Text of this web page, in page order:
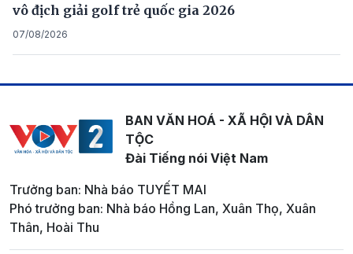
vô địch giải golf trẻ quốc gia 2026
07/08/2026
BAN VĂN HOÁ - XÃ HỘI VÀ DÂN
TỘC
Đài Tiếng nói Việt Nam
Trưởng ban: Nhà báo TUYẾT MAI
Phó trưởng ban: Nhà báo Hồng Lan, Xuân Thọ, Xuân
Thân, Hoài Thu